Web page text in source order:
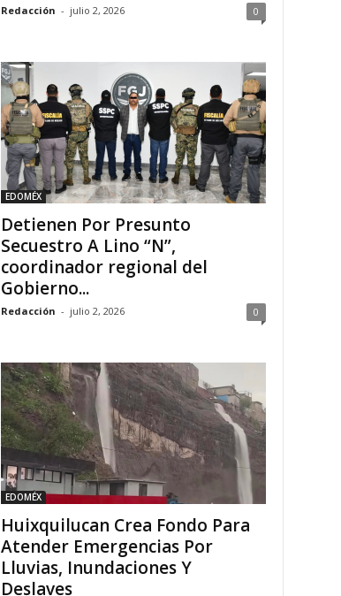
Redacción - julio 2, 2026 0
EDOMÉX
Detienen Por Presunto
Secuestro A Lino “N”,
coordinador regional del
Gobierno...
Redacción - julio 2, 2026 0
EDOMÉX
Huixquilucan Crea Fondo Para
Atender Emergencias Por
Lluvias, Inundaciones Y
Deslaves